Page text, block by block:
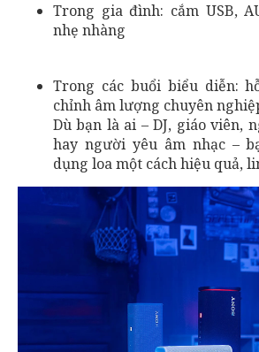
Trong gia đình: cắm USB,
nhẹ nhàng
Trong các buổi biểu diễn:
chỉnh âm lượng chuyên
Dù bạn là ai – DJ, giáo viên,
hay người yêu âm nhạc –
dụng loa một cách hiệu quả,